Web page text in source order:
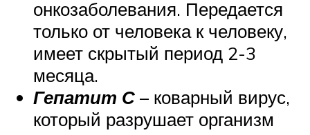
онкозаболевания. Передается
только от человека к человеку,
имеет скрытый период 2-3
месяца.
Гепатит С – коварный вирус,
который разрушает организм